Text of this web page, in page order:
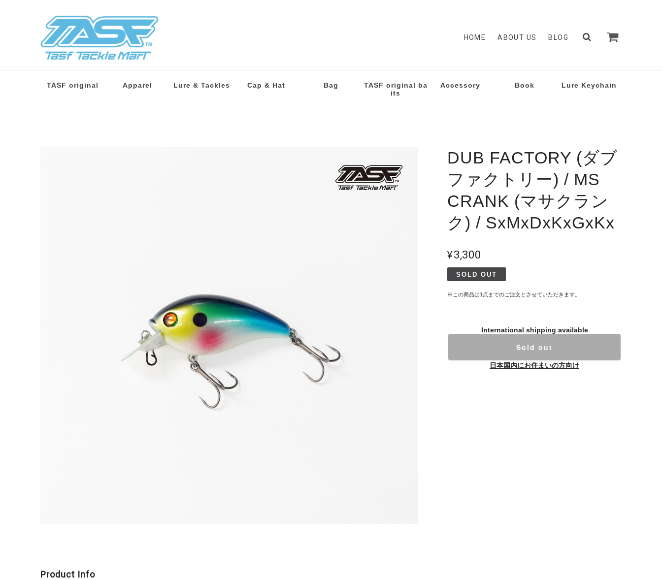
HOME ABOUT US BLOG
TASF original Apparel Lure & Tackles Cap & Hat Bag
TASF original ba
its
Accessory Book Lure Keychain
DUB FACTORY (ダブ
ファクトリー) / MS
CRANK (マサクラン
ク) / SxMxDxKxGxKx
¥3,300
SOLD OUT
※この商品は1点までのご注文とさせていただきます。
International shipping available
Sold out
日本国内にお住まいの方向け
Product Info